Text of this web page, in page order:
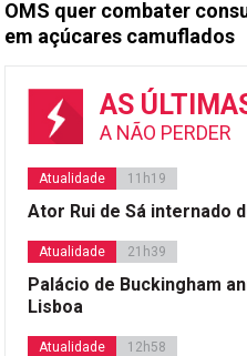
OMS quer combater
em açúcares camuflados
AS
A NÃO PERDER
Atualidade 11h19
Ator Rui de Sá internado
Atualidade 21h39
Palácio de Buckingham
Lisboa
Atualidade 12h58